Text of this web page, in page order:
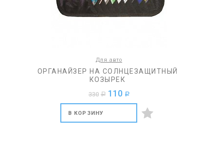
Для авто
ОРГАНАЙЗЕР НА СОЛНЦЕЗАЩИТНЫЙ
КОЗЫРЕК
330 a 110 a
В КОРЗИНУ